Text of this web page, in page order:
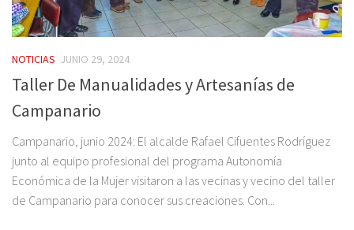
NOTICIAS JUNIO 29, 2024
Taller De Manualidades y Artesanías de
Campanario
Campanario, junio 2024: El alcalde Rafael Cifuentes Rodríguez
junto al equipo profesional del programa Autonomía
Económica de la Mujer visitaron a las vecinas y vecino del taller
de Campanario para conocer sus creaciones. Con...